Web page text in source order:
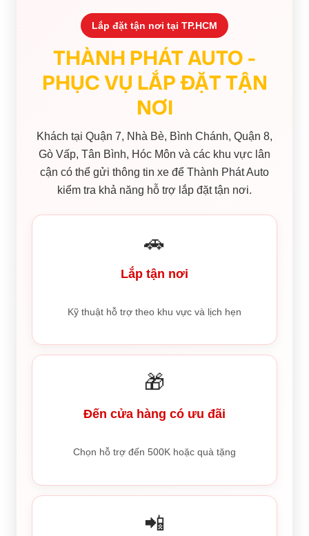
Lắp đặt tận nơi tại TP.HCM
THÀNH PHÁT AUTO -
PHỤC VỤ LẮP ĐẶT TẬN
NƠI
Khách tại Quận 7, Nhà Bè, Bình Chánh, Quận 8,
Gò Vấp, Tân Bình, Hóc Môn và các khu vực lân
cận có thể gửi thông tin xe để Thành Phát Auto
kiểm tra khả năng hỗ trợ lắp đặt tận nơi.
🚗
Lắp tận nơi
Kỹ thuật hỗ trợ theo khu vực và lịch hẹn
🎁
Đến cửa hàng có ưu đãi
Chọn hỗ trợ đến 500K hoặc quà tặng
📲